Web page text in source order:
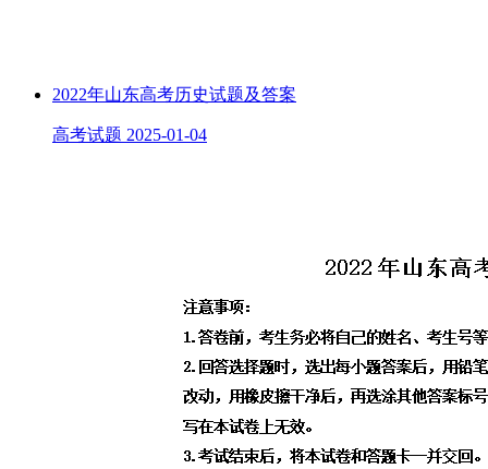
2022年山东高考历史试题及答案
高考试题 2025-01-04